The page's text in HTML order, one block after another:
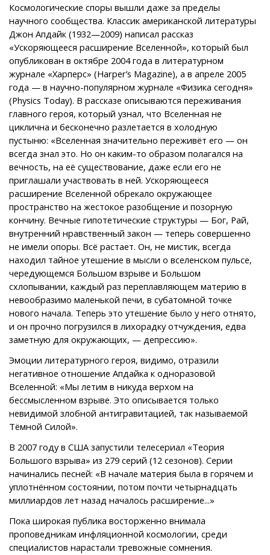
Космологические споры вышли даже за пределы
научного сообщества. Классик американской литературы
Джон Апдайк (1932—2009) написал рассказ
«Ускоряющееся расширение Вселенной», который был
опубликован в октябре 2004 года в литературном
журнале «Харперс» (Harper’s Magazine), а в апреле 2005
года — в научно-популярном журнале «Физика сегодня»
(Physics Today). В рассказе описываются переживания
главного героя, который узнал, что Вселенная не
циклична и бесконечно разлетается в холодную
пустыню: «Вселенная значительно переживёт его — он
всегда знал это. Но он каким-то образом полагался на
вечность, на её существование, даже если его не
приглашали участвовать в ней. Ускоряющееся
расширение Вселенной обрекало окружающее
пространство на жестокое разобщение и позорную
кончину. Вечные гипотетические структуры — Бог, Рай,
внутренний нравственный закон — теперь совершенно
не имели опоры. Всё растает. Он, не мистик, всегда
находил тайное утешение в мысли о вселенском пульсе,
чередующемся Большом взрыве и Большом
схлопывании, каждый раз переплавляющем материю в
невообразимо маленькой печи, в субатомной точке
нового начала. Теперь это утешение было у него отнято,
и он прочно погрузился в лихорадку отчуждения, едва
заметную для окружающих, — депрессию».
Эмоции литературного героя, видимо, отразили
негативное отношение Апдайка к одноразовой
Вселенной: «Мы летим в никуда верхом на
бессмысленном взрыве. Это описывается только
невидимой злобной антигравитацией, так называемой
Тёмной Силой».
В 2007 году в США запустили телесериал «Теория
Большого взрыва» из 279 серий (12 сезонов). Серии
начинались песней: «В начале материя была в горячем и
уплотнённом состоянии, потом почти четырнадцать
миллиардов лет назад началось расширение...»
Пока широкая публика восторженно внимала
проповедникам инфляционной космологии, среди
специалистов нарастали тревожные сомнения.